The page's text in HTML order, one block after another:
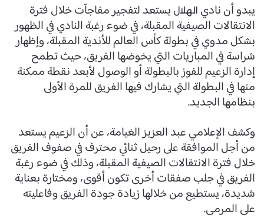
يبدو أن نادي الهلال يستعد لتفجير مفاجآت خلال فترة
الانتقالات الصيفية المقبلة، في ضوء رغبة النادي في الظهور
بشكل مدوي في بطولة كأس العالم للأندية المقبلة، وإظهار
شراسة في المباريات التي يخوضها الفريق، حيث تطمح
إدارة الزعيم للفوز بالبطولة أو الوصول لأبعد نقطة ممكنة
منها في البطولة التي يشارك فيها الفريق للمرة الأولى
بنظامها الجديد.
وكشف الإعلامي عبد العزيز الغيامة، عن أن الزعيم يستعد
من أجل الموافقة على رحيل ثنائي محترف في صفوف الفريق
خلال فترة الانتقالات الصيفية المقبلة، وذلك في ضوء رغبة
الفريق في جلب صفقات أخرى تكون أقوى، ومختارة بعناية
شديدة، يستطيع من خلالها زيادة جودة الفريق وفاعليته
على المرمى.